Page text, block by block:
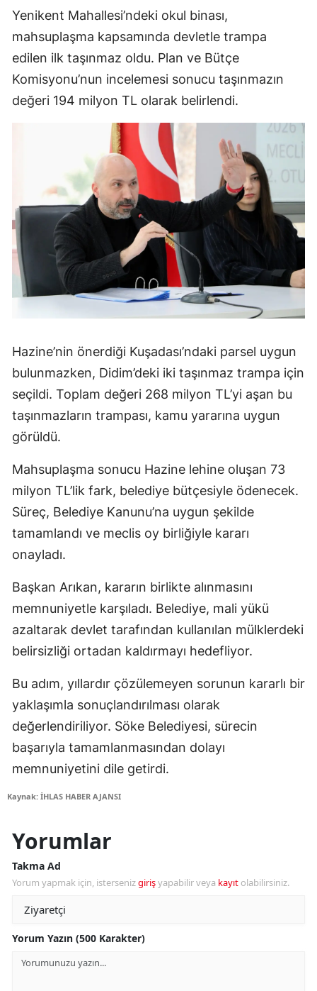
Yenikent Mahallesi’ndeki okul binası,
mahsuplaşma kapsamında devletle trampa
edilen ilk taşınmaz oldu. Plan ve Bütçe
Komisyonu’nun incelemesi sonucu taşınmazın
değeri 194 milyon TL olarak belirlendi.
Hazine’nin önerdiği Kuşadası’ndaki parsel uygun
bulunmazken, Didim’deki iki taşınmaz trampa için
seçildi. Toplam değeri 268 milyon TL’yi aşan bu
taşınmazların trampası, kamu yararına uygun
görüldü.
Mahsuplaşma sonucu Hazine lehine oluşan 73
milyon TL’lik fark, belediye bütçesiyle ödenecek.
Süreç, Belediye Kanunu’na uygun şekilde
tamamlandı ve meclis oy birliğiyle kararı
onayladı.
Başkan Arıkan, kararın birlikte alınmasını
memnuniyetle karşıladı. Belediye, mali yükü
azaltarak devlet tarafından kullanılan mülklerdeki
belirsizliği ortadan kaldırmayı hedefliyor.
Bu adım, yıllardır çözülemeyen sorunun kararlı bir
yaklaşımla sonuçlandırılması olarak
değerlendiriliyor. Söke Belediyesi, sürecin
başarıyla tamamlanmasından dolayı
memnuniyetini dile getirdi.
Kaynak: İHLAS HABER AJANSI
Yorumlar
Takma Ad
Yorum yapmak için, istersenizgirişyapabilir veya kayıt olabilirsiniz.
Yorum Yazın (500 Karakter)